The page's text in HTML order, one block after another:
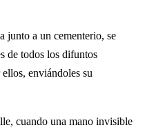
junto a un cementerio, se
de todos los difuntos
enviándoles su
cuando una mano invisible